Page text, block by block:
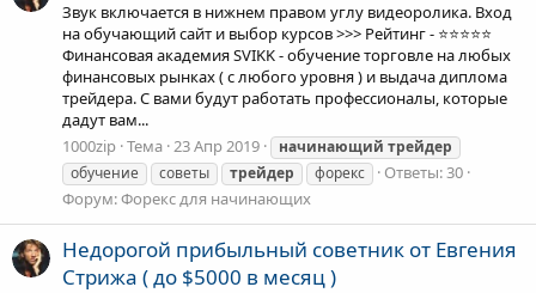
Звук включается в нижнем правом углу видеоролика. Вход
на обучающий сайт и выбор курсов >>> Рейтинг - ⭐️⭐️⭐️⭐️⭐️
Финансовая академия SVIKK - обучение торговле на любых
финансовых рынках ( с любого уровня ) и выдача диплома
трейдера. С вами будут работать профессионалы, которые
дадут вам...
1000zip Тема 23 Апр 2019 начинающий трейдер
обучение
советы трейдер форекс
Ответы: 30
Форум:Форекс для начинающих
Недорогой прибыльный советник от Евгения
Стрижа ( до $5000 в месяц )